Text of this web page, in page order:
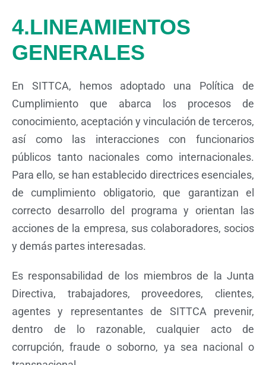
4.LINEAMIENTOS
GENERALES
En SITTCA, hemos adoptado una Política de
Cumplimiento que abarca los procesos de
conocimiento, aceptación y vinculación de terceros,
así como las interacciones con funcionarios
públicos tanto nacionales como internacionales.
Para ello, se han establecido directrices esenciales,
de cumplimiento obligatorio, que garantizan el
correcto desarrollo del programa y orientan las
acciones de la empresa, sus colaboradores, socios
y demás partes interesadas.
Es responsabilidad de los miembros de la Junta
Directiva, trabajadores, proveedores, clientes,
agentes y representantes de SITTCA prevenir,
dentro de lo razonable, cualquier acto de
corrupción, fraude o soborno, ya sea nacional o